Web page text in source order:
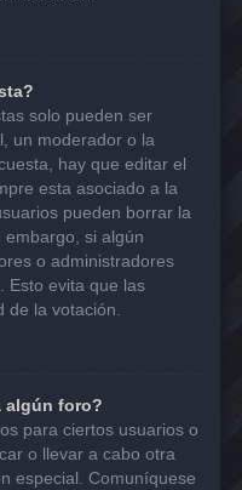
solo pueden ser
un moderador o la
hay que editar el
esta asociado a la
pueden borrar la
si algún
o administradores
Esto evita que las
la votación.
algún foro?
para ciertos usuarios o
o llevar a cabo otra
especial. Comuníquese